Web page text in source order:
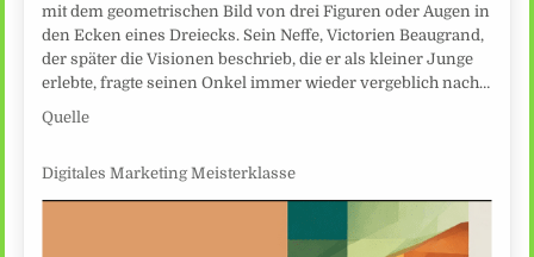
mit dem geometrischen Bild von drei Figuren oder Augen in
den Ecken eines Dreiecks. Sein Neffe, Victorien Beaugrand,
der später die Visionen beschrieb, die er als kleiner Junge
erlebte, fragte seinen Onkel immer wieder vergeblich nach…
Quelle
Digitales Marketing Meisterklasse